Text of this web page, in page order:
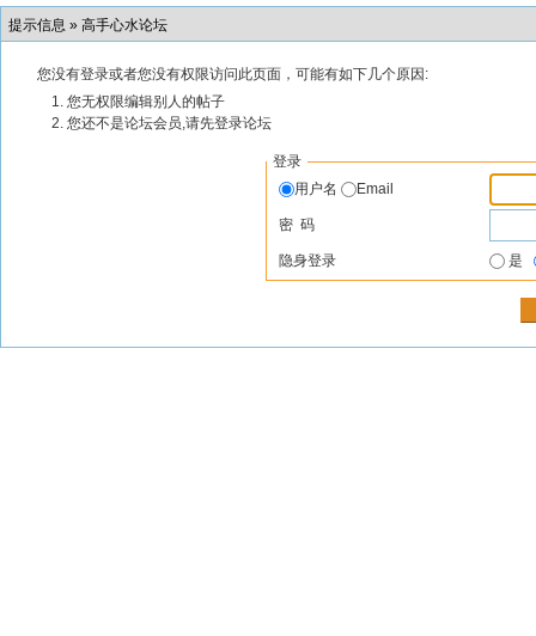
提示信息 » 高手心水论坛
您没有登录或者您没有权限访问此页面，可能有如下几个原因:
您无权限编辑别人的帖子
您还不是论坛会员,请先登录论坛
登录
用户名
Email
密 码
隐身登录 是